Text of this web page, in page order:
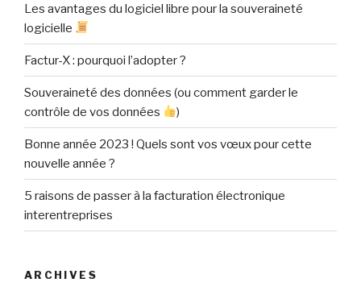
Les avantages du logiciel libre pour la souveraineté
logicielle
Factur-X : pourquoi l’adopter ?
Souveraineté des données (ou comment garder le
contrôle de vos données
)
Bonne année 2023 ! Quels sont vos vœux pour cette
nouvelle année ?
5 raisons de passer à la facturation électronique
interentreprises
ARCHIVES